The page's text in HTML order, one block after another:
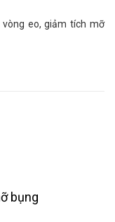
eo, giảm tích mỡ
bụng